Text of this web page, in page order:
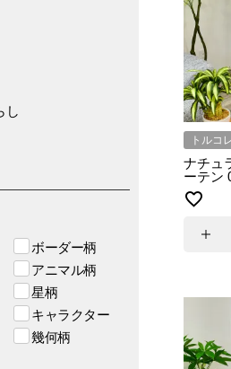
し
ボーダー柄
アニマル柄
星柄
キャラクター
幾何柄
トルコ
ナチュ
ーテン